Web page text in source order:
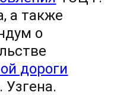
а также
о
дороги
Узгена.